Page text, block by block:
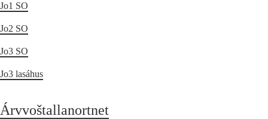
Jo1 SO
Jo2 SO
Jo3 SO
Jo3 lasáhus
Árvvoštallanortnet